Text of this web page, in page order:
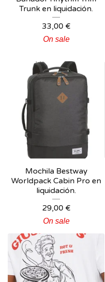
Trunk en liquidación.
33,00 €
On sale
Mochila Bestway
Worldpack Cabin Pro en
liquidación.
29,00 €
On sale